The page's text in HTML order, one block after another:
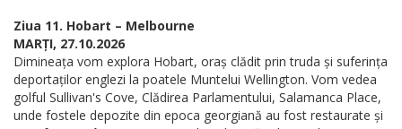
Ziua 11. Hobart – Melbourne
MARȚI, 27.10.2026
Dimineața vom explora Hobart, oraș clădit prin truda și suferința
deportaților englezi la poatele Muntelui Wellington. Vom vedea
golful Sullivan's Cove, Clădirea Parlamentului, Salamanca Place,
unde fostele depozite din epoca georgiană au fost restaurate și